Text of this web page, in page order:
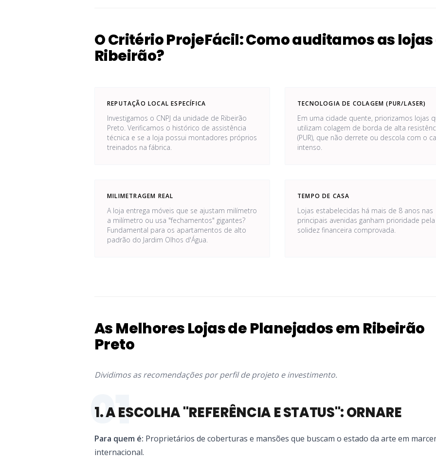
O Critério ProjeFácil: Como auditamos as
Ribeirão?
REPUTAÇÃO LOCAL ESPECÍFICA
Investigamos o CNPJ da unidade de Ribeirão
Preto. Verificamos o histórico de assistência
técnica e se a loja possui montadores próprios
treinados na fábrica.
TECNOLOGIA DE COLAGEM (PUR/LASER)
Em uma cidade quente, priorizamos lojas
utilizam colagem de borda de alta
(PUR), que não derrete ou descola com o
intenso.
MILIMETRAGEM REAL
A loja entrega móveis que se ajustam milímetro
a milímetro ou usa "fechamentos" gigantes?
Fundamental para os apartamentos de alto
padrão do Jardim Olhos d'Água.
TEMPO DE CASA
Lojas estabelecidas há mais de 8 anos nas
principais avenidas ganham prioridade pela
solidez financeira comprovada.
As Melhores Lojas de Planejados em Ribeirão
Preto
Dividimos as recomendações por perfil de projeto e investimento.
01
1. A ESCOLHA "REFERÊNCIA E STATUS": ORNARE
Para quem é: Proprietários de coberturas e mansões que buscam o estado da arte em
internacional.